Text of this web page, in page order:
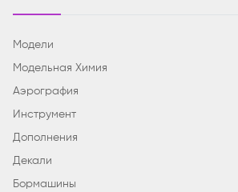
Модели
Модельная Химия
Аэрография
Инструмент
Дополнения
Декали
Бормашины